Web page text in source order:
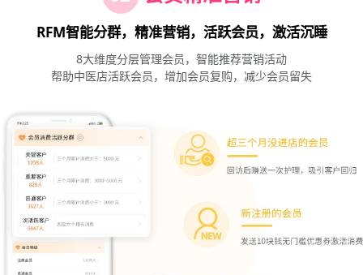
RFM智能分群，精准营销，活跃会员，激活沉睡
8大维度分层管理会员，智能推荐营销活动
帮助中医店活跃会员，增加会员复购，减少会员留失